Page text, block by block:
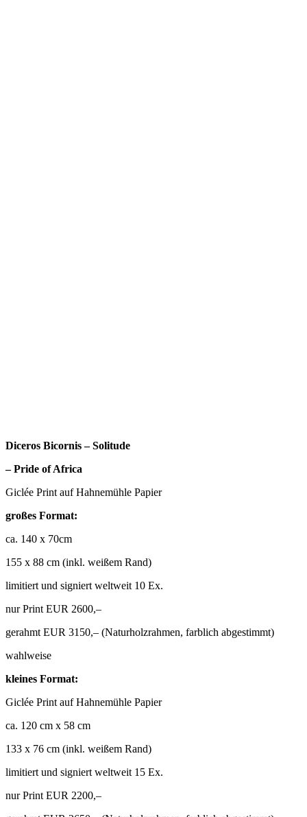
Diceros Bicornis – Solitude
– Pride of Africa
Giclée Print auf Hahnemühle Papier
großes Format:
ca. 140 x 70cm
155 x 88 cm (inkl. weißem Rand)
limitiert und signiert weltweit 10 Ex.
nur Print EUR 2600,–
gerahmt EUR 3150,– (Naturholzrahmen, farblich abgestimmt)
wahlweise
kleines Format:
Giclée Print auf Hahnemühle Papier
ca. 120 cm x 58 cm
133 x 76 cm (inkl. weißem Rand)
limitiert und signiert weltweit 15 Ex.
nur Print EUR 2200,–